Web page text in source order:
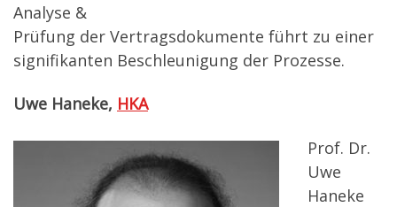
Analyse &
Prüfung der Vertragsdokumente führt zu einer
signifikanten Beschleunigung der Prozesse.
Uwe Haneke, HKA
Prof. Dr.
Uwe
Haneke